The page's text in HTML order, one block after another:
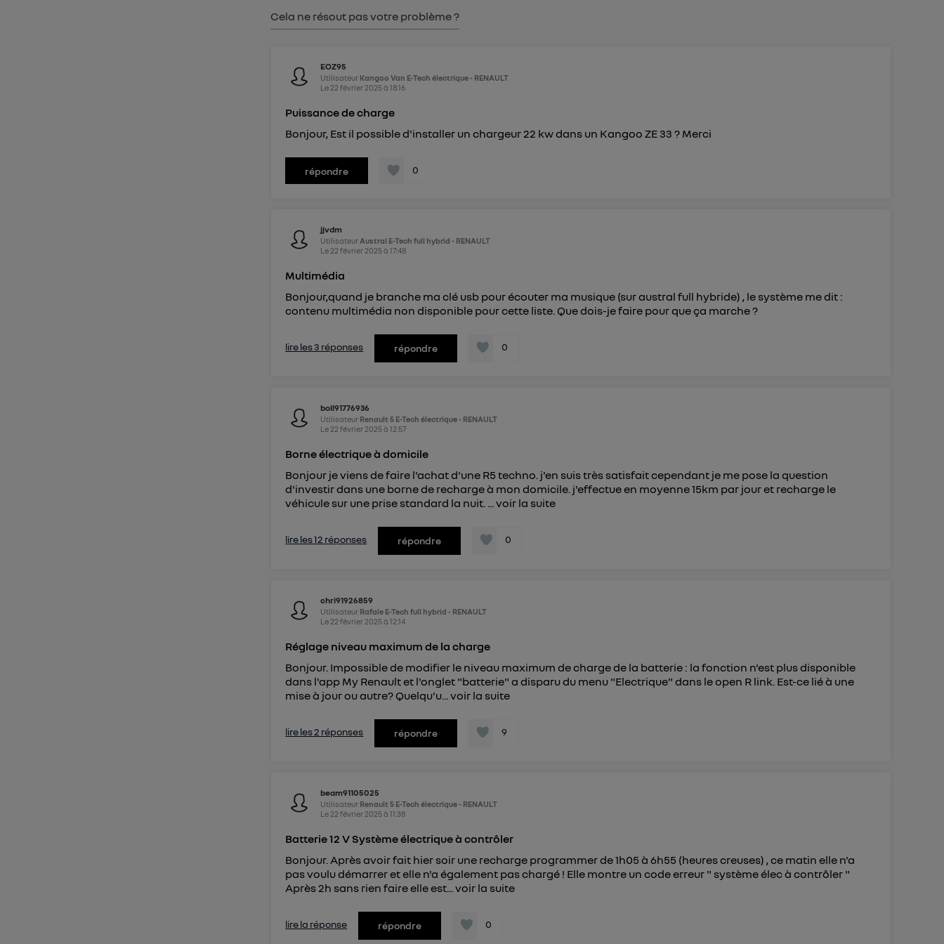
Cela ne résout pas votre problème ?
EOZ95
Utilisateur Kangoo Van E-Tech électrique - RENAULT
Le 22 février 2025à18:16
Puissance de charge
Bonjour, Est il possible d'installer un chargeur 22 kw dans un Kangoo ZE 33 ? Merci
répondre 0
jjvdm
Utilisateur Austral E-Tech full hybrid - RENAULT
Le 22 février 2025à17:48
Multimédia
Bonjour,quand je branche ma clé usb pour écouter ma musique (sur austral full hybride) , le système me dit :
contenu multimédia non disponible pour cette liste. Que dois-je faire pour que ça marche ?
lire les 3 réponses répondre 0
boll91776936
Utilisateur Renault 5 E-Tech électrique - RENAULT
Le 22 février 2025à12:57
Borne électrique à domicile
Bonjour je viens de faire l'achat d'une R5 techno. j'en suis très satisfait cependant je me pose la question
d'investir dans une borne de recharge à mon domicile. j'effectue en moyenne 15km par jour et recharge le
véhicule sur une prise standard la nuit. ...voir la suite
lire les 12 réponses répondre 0
chri91926859
Utilisateur Rafale E-Tech full hybrid - RENAULT
Le 22 février 2025à12:14
Réglage niveau maximum de la charge
Bonjour. Impossible de modifier le niveau maximum de charge de la batterie : la fonction n'est plus disponible
dans l'app My Renault et l'onglet "batterie" a disparu du menu "Electrique" dans le open R link. Est-ce lié à une
mise à jour ou autre? Quelqu'u...voir la suite
lire les 2 réponses répondre 9
beam91105025
Utilisateur Renault 5 E-Tech électrique - RENAULT
Le 22 février 2025à11:38
Batterie 12 V Système électrique à contrôler
Bonjour. Après avoir fait hier soir une recharge programmer de 1h05 à 6h55 (heures creuses) , ce matin elle n'a
pas voulu démarrer et elle n'a également pas chargé ! Elle montre un code erreur " système élec à contrôler "
Après 2h sans rien faire elle est...voir la suite
lire la réponse répondre 0
") ou via la page « gérer Utiq » en bas de ce site. Pour plus